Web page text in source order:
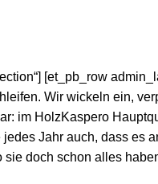
[et_pb_row
Wir wickeln ein,
im HolzKaspero
Jahr auch, dass es
sie doch schon alles